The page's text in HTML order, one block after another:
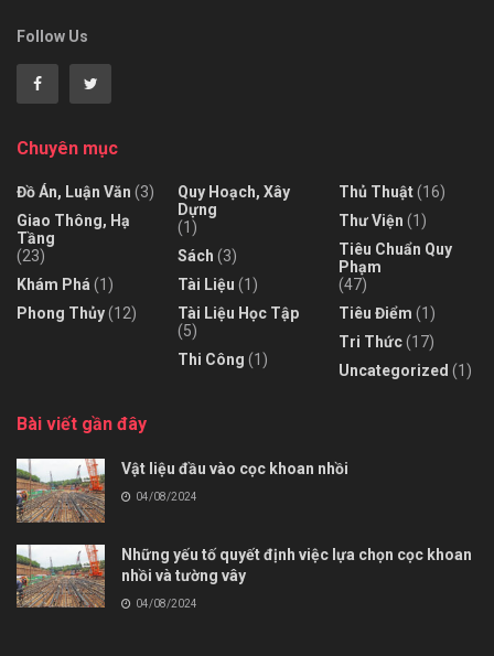
Follow Us
Chuyên mục
Đồ Án, Luận Văn (3)
Giao Thông, Hạ
Tầng
(23)
Khám Phá (1)
Phong Thủy(12)
Quy Hoạch, Xây
Dựng
(1)
Sách (3)
Tài Liệu (1)
Tài Liệu Học Tập
(5)
Thi Công (1)
Thủ Thuật(16)
Thư Viện (1)
Tiêu Chuẩn Quy
Phạm
(47)
Tiêu Điểm (1)
Tri Thức(17)
Uncategorized (1)
Bài viết gần đây
Vật liệu đầu vào cọc khoan nhồi
04/08/2024
Những yếu tố quyết định việc lựa chọn cọc khoan
nhồi và tường vây
04/08/2024